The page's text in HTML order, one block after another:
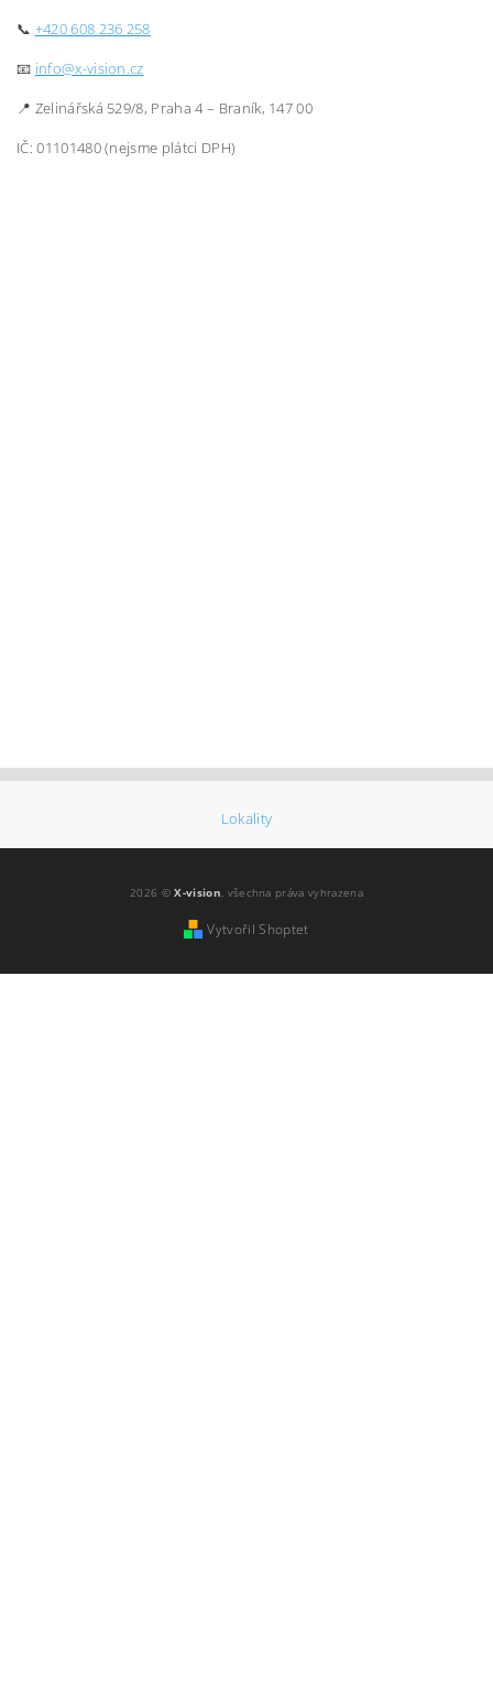
📞 +420 608 236 258
📧 info@x-vision.cz
📍 Zelinářská 529/8, Praha 4 – Braník, 147 00
IČ: 01101480 (nejsme plátci DPH)
Lokality
2026 ©X-vision, všechna práva vyhrazena
Vytvořil Shoptet